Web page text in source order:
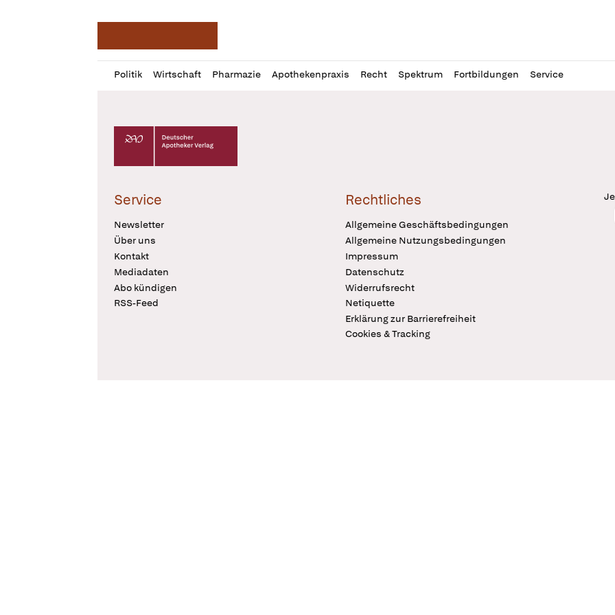
Politik Wirtschaft Pharmazie Apothekenpraxis Recht Spektrum Fortbildungen Service
Profil
öffnen
Daz
Pur
Deutscher Apotheker Verlag Logo
Service
Newsletter
Über uns
Kontakt
Mediadaten
Abo kündigen
RSS-Feed
Rechtliches
Allgemeine Geschäftsbedingungen
Allgemeine Nutzungsbedingungen
Impressum
Datenschutz
Widerrufsrecht
Netiquette
Erklärung zur Barrierefreiheit
Cookies & Tracking